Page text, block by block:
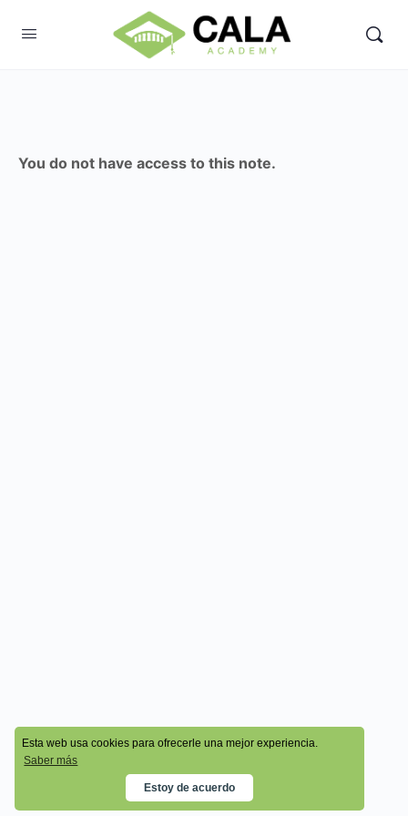
Esta web usa cookies para ofrecerle una mejor experiencia.
Saber más
Estoy de acuerdo
You do not have access to this note.
© 2026 - Cala Academy